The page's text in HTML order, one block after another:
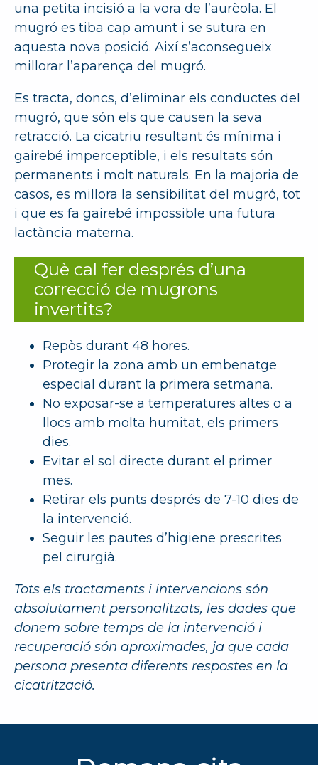
una petita incisió a la vora de l’aurèola. El
mugró es tiba cap amunt i se sutura en
aquesta nova posició. Així s’aconsegueix
millorar l’aparença del mugró.
Es tracta, doncs, d’eliminar els conductes del
mugró, que són els que causen la seva
retracció. La cicatriu resultant és mínima i
gairebé imperceptible, i els resultats són
permanents i molt naturals. En la majoria de
casos, es millora la sensibilitat del mugró, tot
i que es fa gairebé impossible una futura
lactància materna.
Què cal fer després d’una
correcció de mugrons
invertits?
Repòs durant 48 hores.
Protegir la zona amb un embenatge
especial durant la primera setmana.
No exposar-se a temperatures altes o a
llocs amb molta humitat, els primers
dies.
Evitar el sol directe durant el primer
mes.
Retirar els punts després de 7-10 dies de
la intervenció.
Seguir les pautes d’higiene prescrites
pel cirurgià.
Tots els tractaments i intervencions són
absolutament personalitzats, les dades que
donem sobre temps de la intervenció i
recuperació són aproximades, ja que cada
persona presenta diferents respostes en la
cicatrització.